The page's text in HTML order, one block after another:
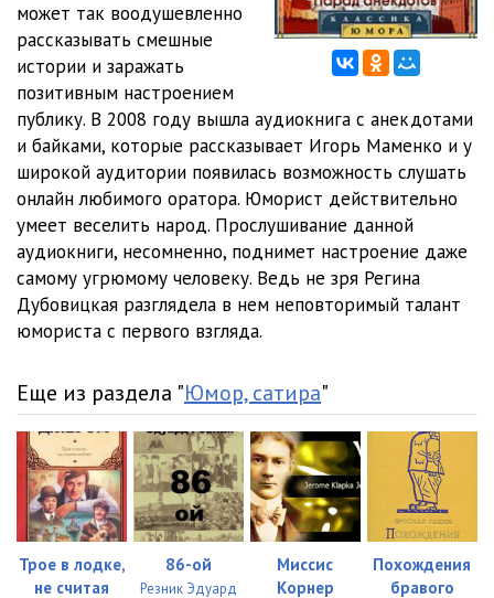
10 Сынок нарисовал 00:18
11 Не трожь – я женат
12 На это у них деньги есть 00:19
13 Телефонный столб 00:57
14 Молодой грузин на дереве 00:57
15 Серёга и Игорь 00:15
16 Вы играете на рояле
17 Чукча-гаишник
19 Выходной день в цирке 05:49
20 Сборная России – сборная Бразилии;Каприз Миколы
Поганини 01:41
21 Славяне 06:14
22 Сын звонит маме в Одессу
может так воодушевленно
рассказывать смешные
истории и заражать
позитивным настроением
публику. В 2008 году вышла аудиокнига с анекдотами
и байками, которые рассказывает Игорь Маменко и у
широкой аудитории появилась возможность слушать
онлайн любимого оратора. Юморист действительно
умеет веселить народ. Прослушивание данной
аудиокниги, несомненно, поднимет настроение даже
самому угрюмому человеку. Ведь не зря Регина
Дубовицкая разглядела в нем неповторимый талант
юмориста с первого взгляда.
Еще из раздела "Юмор, сатира"
Трое в лодке,
не считая
86-ой
Резник Эдуард
Миссис
Корнер
Похождения
бравого